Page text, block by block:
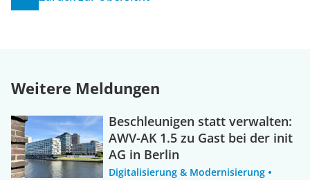
Weitere Meldungen
Beschleunigen statt verwalten:
AWV-AK 1.5 zu Gast bei der init
AG in Berlin
Digitalisierung & Modernisierung